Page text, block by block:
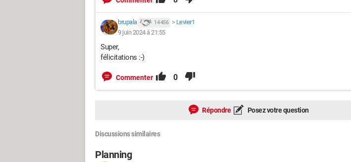
brupala 14 456 > Levier1
9 juin 2024 à 21:55
Super,
félicitations :-)
Commenter 0
Répondre Posez votre question
Discussions similaires
Planning